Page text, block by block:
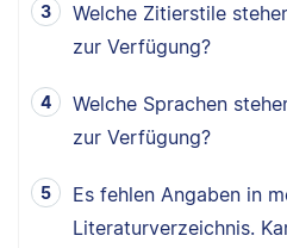
Welche Zitierstile
zur Verfügung?
Welche Sprachen
zur Verfügung?
Es fehlen Angaben in
Literaturverzeichnis.